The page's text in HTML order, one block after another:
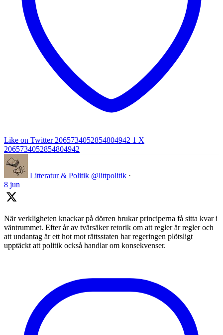
Like on Twitter 2065734052854804942 1 X
2065734052854804942
Litteratur & Politik @littpolitik ·
8 jun
När verkligheten knackar på dörren brukar principerna få sitta kvar i
väntrummet. Efter år av tvärsäker retorik om att regler är regler och
att undantag är ett hot mot rättsstaten har regeringen plötsligt
upptäckt att politik också handlar om konsekvenser.